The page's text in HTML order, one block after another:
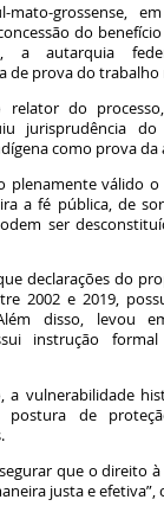
mato-grossense,
do
a autarquia
de prova do trabalho
do
jurisprudência
como prova da
plenamente válido
a fé pública, de
ser
declarações do
2002 e 2019,
disso, levou
instrução
a vulnerabilidade
postura de
que o direito
justa e efetiva”,